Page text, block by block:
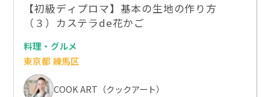
【初級ディプロマ】基本の生地の作り方
（３）カステラde花かご
料理・グルメ
東京都 練馬区
COOK ART（クックアート）